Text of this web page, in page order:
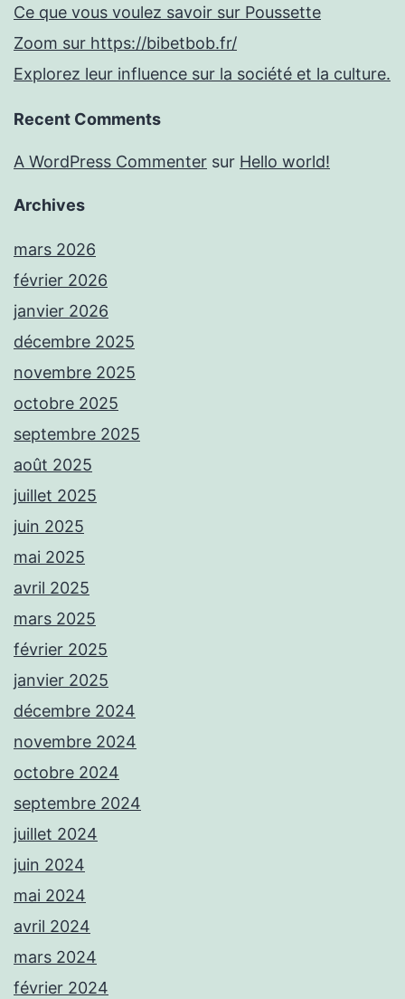
Ce que vous voulez savoir sur Poussette
Zoom sur https://bibetbob.fr/
Explorez leur influence sur la société et la culture.
Recent Comments
A WordPress Commenter sur Hello world!
Archives
mars 2026
février 2026
janvier 2026
décembre 2025
novembre 2025
octobre 2025
septembre 2025
août 2025
juillet 2025
juin 2025
mai 2025
avril 2025
mars 2025
février 2025
janvier 2025
décembre 2024
novembre 2024
octobre 2024
septembre 2024
juillet 2024
juin 2024
mai 2024
avril 2024
mars 2024
février 2024